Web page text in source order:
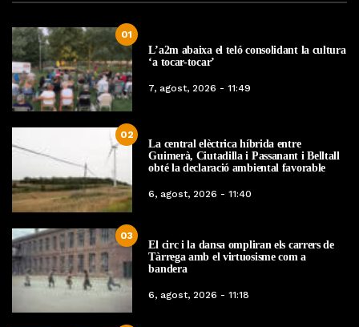
01
L’a2m abaixa el teló consolidant la cultura
‘a tocar-tocar’
7, agost, 2026 - 11:49
02
La central elèctrica híbrida entre
Guimerà, Ciutadilla i Passanant i Belltall
obté la declaració ambiental favorable
6, agost, 2026 - 11:40
03
El circ i la dansa ompliran els carrers de
Tàrrega amb el virtuosisme com a
bandera
6, agost, 2026 - 11:18